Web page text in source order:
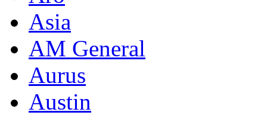
Asia
AM General
Aurus
Austin